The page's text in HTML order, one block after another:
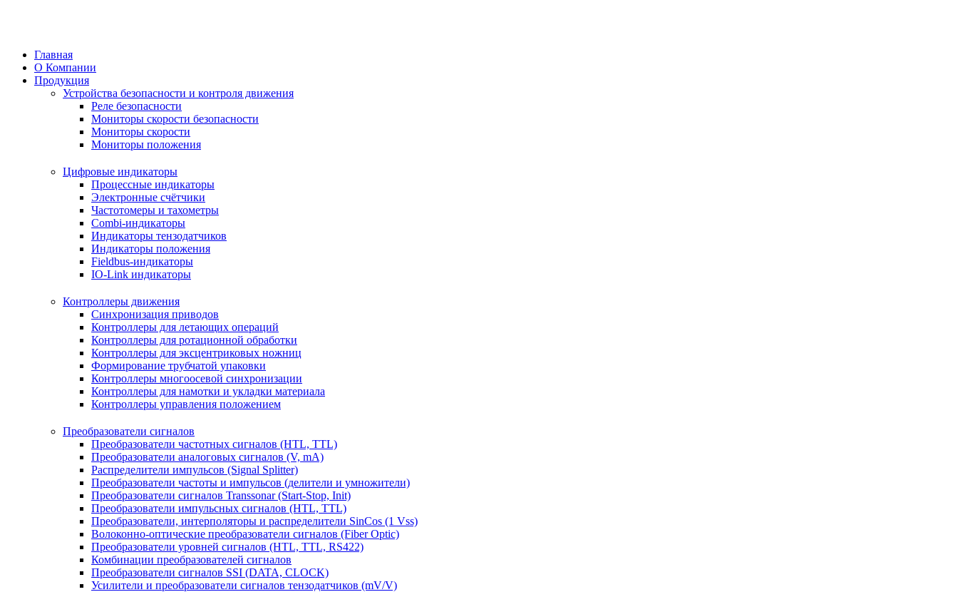
Главная
О Компании
Продукция
Устройства безопасности и контроля движения
Реле безопасности
Мониторы скорости безопасности
Мониторы скорости
Мониторы положения
Цифровые индикаторы
Процессные индикаторы
Электронные счётчики
Частотомеры и тахометры
Combi-индикаторы
Индикаторы тензодатчиков
Индикаторы положения
Fieldbus-индикаторы
IO-Link индикаторы
Контроллеры движения
Синхронизация приводов
Контроллеры для летающих операций
Контроллеры для ротационной обработки
Контроллеры для эксцентриковых ножниц
Формирование трубчатой упаковки
Контроллеры многоосевой синхронизации
Контроллеры для намотки и укладки материала
Контроллеры управления положением
Преобразователи сигналов
Преобразователи частотных сигналов (HTL, TTL)
Преобразователи аналоговых сигналов (V, mA)
Распределители импульсов (Signal Splitter)
Преобразователи частоты и импульсов (делители и умножители)
Преобразователи сигналов Transsonar (Start-Stop, Init)
Преобразователи импульсных сигналов (HTL, TTL)
Преобразователи, интерполяторы и распределители SinCos (1 Vss)
Волоконно-оптические преобразователи сигналов (Fiber Optic)
Преобразователи уровней сигналов (HTL, TTL, RS422)
Комбинации преобразователей сигналов
Преобразователи сигналов SSI (DATA, CLOCK)
Усилители и преобразователи сигналов тензодатчиков (mV/V)